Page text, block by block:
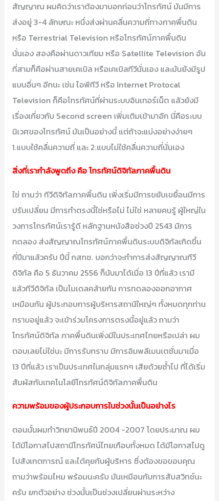
สัญญาณ ผมคิดว่าเราต้องมาบอกก่อนว่าโทรทัศน์ มันมีการ
ส่งอยู่ 3-4 ลักษณะ หนึ่งส่งผ่านคลื่นความถี่ทางภาคพื้นดิน
หรือ Terrestrial Television หรือโทรทัศน์ภาคพื้นดิน
นั่นเอง สองคือผ่านดาวเทียม หรือ Satellite Television อัน
ที่สามก็คือผ่านสายเคเบิล หรือเคเบิลทีวีนั่นเอง และมันยังมีรูป
แบบอื่นๆ อีกนะ เช่น ไอพีทีวี หรือ Internet Protocal
Television ก็คือโทรทัศน์ที่ผ่านระบบอินเทอร์เน็ต แล้วยังมี
เรื่องเกี่ยวกับ Second screen เพิ่มเติมเข้ามาอีก นี่คือระบบ
นิเวศของโทรทัศน์ มันเป็นอย่างนี้ แต่ถ้าจะแบ่งอย่างง่ายๆ
1.แบบใช้คลื่นความถี่ และ 2.แบบไม่ใช้คลื่นความถี่นั่นเอง
สิ่งที่เรากำลังพูดถึง คือ โทรทัศน์ดิจิทัลภาคพื้นดิน
ใช่ ถามว่า ทีวีดิจิทัลภาคพื้นดิน เพิ่งเริ่มมีการขยับเขยื้อนมีการ
ปรับเปลี่ยน มีการทำตรงนี้ใช่หรือไม่ ไม่ใช่ หลายคนรู้ ผู้ใหญ่ใน
วงการโทรทัศน์เรารู้ดี หลักฐานหนังสือช่วงปี 2543 มีการ
ทดลอง ส่งสัญญาณโทรทัศน์ภาคพื้นดินระบบดิจิทัลเกิดขึ้น
กี่ปีมาแล้วครับ ปีนี้ กสทช. บอกว่าจะทำการส่งสัญญาณทีวี
ดิจิทัล คือ 5 ธันวาคม 2556 ก็นับมาได้เมื่อ 13 ปีที่แล้ว เรามี
แล้วทีวีดิจิทัล เป็นโมเดลคล้ายกัน การทดลองออกอากาศ
เหมือนกัน ผู้ประกอบการผู้บริหารสถานีใหญ่ๆ ทั้งหมดทุกท่าน
ทราบอยู่แล้ว จะเข้าร่วมโครงการตรงนี้อยู่แล้ว ถามว่า
โทรทัศน์ดิจิทัล ภาคพื้นดินเพิ่งมีในประเทศไทยหรือเปล่า ผม
ตอบเลยไม่ใช่นะ มีการรับทราบ มีการอิมพลีเมนเตชั่นมาเมื่อ
13 ปีที่แล้ว เราเป็นประเทศในกลุ่มแรกๆ เสียด้วยซ้ำไป ที่ได้เริ่ม
สัมผัสกับเทคโนโลยีโทรทัศน์ดิจิทัลภาคพื้นดิน
ความพร้อมของผู้ประกอบการในช่วงนั้นเป็นอย่างไร
ตอนนั้นผมทำวิทยานิพนธ์ปี 2004 -2007 โดยประมาณ ผม
ได้มีโอกาสไปสถานีโทรทัศน์ไทยเกือบทั้งหมด ได้มีโอกาสไปดู
ไปสังเกตการณ์ และได้คุยกับผู้บริหาร ซึ่งต้องขอขอบคุณ
ถามว่าพร้อมไหม พร้อมนะครับ มันเหมือนกับการสับสวิทช์นะ
ครับ ยกตัวอย่าง ช่วงนั้นเป็นช่วงเปลี่ยนผ่านระหว่าง